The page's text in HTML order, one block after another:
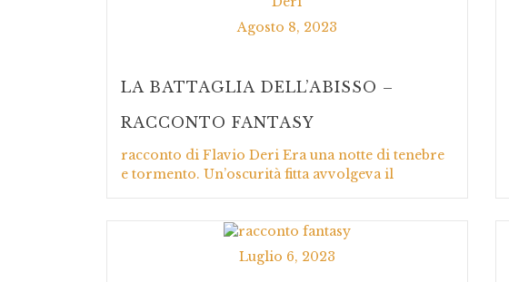
Agosto 8, 2023
LA BATTAGLIA DELL’ABISSO –
RACCONTO FANTASY
racconto di Flavio Deri Era una notte di tenebre
e tormento. Un’oscurità fitta avvolgeva il
Luglio 6, 2023